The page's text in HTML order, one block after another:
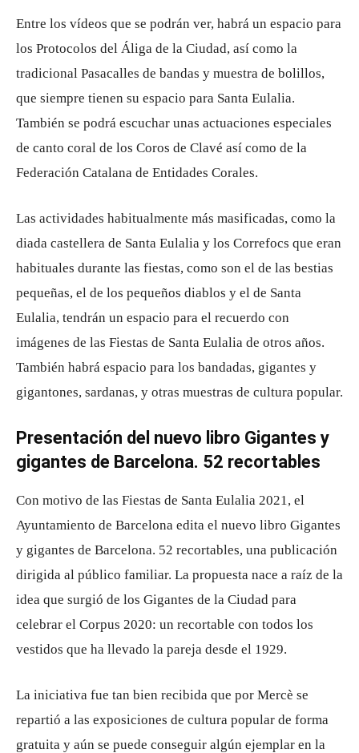
Entre los vídeos que se podrán ver, habrá un espacio para
los Protocolos del Áliga de la Ciudad, así como la
tradicional Pasacalles de bandas y muestra de bolillos,
que siempre tienen su espacio para Santa Eulalia.
También se podrá escuchar unas actuaciones especiales
de canto coral de los Coros de Clavé así como de la
Federación Catalana de Entidades Corales.
Las actividades habitualmente más masificadas, como la
diada castellera de Santa Eulalia y los Correfocs que eran
habituales durante las fiestas, como son el de las bestias
pequeñas, el de los pequeños diablos y el de Santa
Eulalia, tendrán un espacio para el recuerdo con
imágenes de las Fiestas de Santa Eulalia de otros años.
También habrá espacio para los bandadas, gigantes y
gigantones, sardanas, y otras muestras de cultura popular.
Presentación del nuevo libro Gigantes y
gigantes de Barcelona. 52 recortables
Con motivo de las Fiestas de Santa Eulalia 2021, el
Ayuntamiento de Barcelona edita el nuevo libro Gigantes
y gigantes de Barcelona. 52 recortables, una publicación
dirigida al público familiar. La propuesta nace a raíz de la
idea que surgió de los Gigantes de la Ciudad para
celebrar el Corpus 2020: un recortable con todos los
vestidos que ha llevado la pareja desde el 1929.
La iniciativa fue tan bien recibida que por Mercè se
repartió a las exposiciones de cultura popular de forma
gratuita y aún se puede conseguir algún ejemplar en la